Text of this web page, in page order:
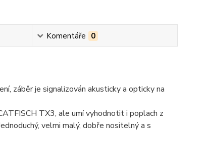
Komentáře 0
záběr je signalizován akusticky a opticky na
TX3, ale umí vyhodnotit i poplach z
velmi malý, dobře nositelný a s